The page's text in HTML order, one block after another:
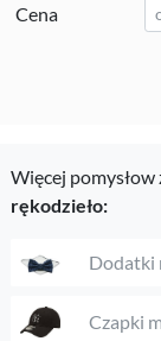
Cena
Więcej pomysłow
rękodzieło:
Dodatki
Czapki